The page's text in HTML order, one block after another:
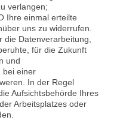
verlangen;
Ihre einmal erteilte
uns zu widerrufen.
die Datenverarbeitung,
für die Zukunft
und
bei einer
In der Regel
Aufsichtsbehörde Ihres
Arbeitsplatzes oder